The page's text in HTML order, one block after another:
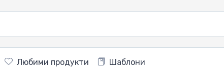
Любими продукти Шаблони